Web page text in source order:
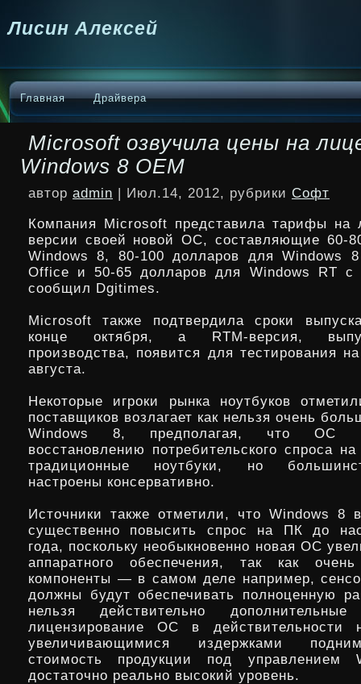
Лисин Алексей
Главная Драйвера
Microsoft озвучила цены на
Windows 8 OEM
автор admin | Июл.14, 2012, рубрики Софт
Компания Microsoft представила тарифы на
версии своей новой ОС, составляющие 60-
Windows 8, 80-100 долларов для Windows
Office и 50-65 долларов для Windows RT с
сообщил Dgitimes.
Microsoft также подтвердила сроки
конце октября, а RTM-версия,
производства, появится для тестирования
августа.
Некоторые игроки рынка ноутбуков
поставщиков возлагает как нельзя очень
Windows 8, предполагая, что ОС
восстановлению потребительского спроса
традиционные ноутбуки, но
настроены консервативно.
Источники также отметили, что Windows 8
существенно повысить спрос на ПК до
года, поскольку необыкновенно новая ОС
аппаратного обеспечения, так как
компоненты — в самом деле например,
должны будут обеспечивать полноценную
нельзя действительно
лицензирование ОС в действительности
увеличивающимися издержками
стоимость продукции под
достаточно реально высокий уровень.